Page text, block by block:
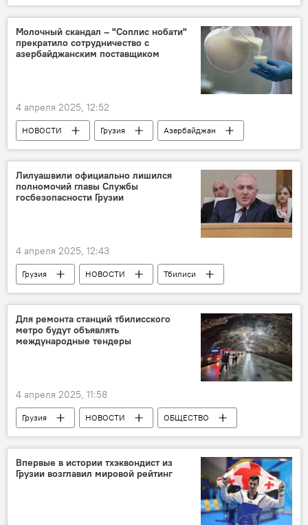
Видео-новости из Грузии
КУЛЬТУРА
ОБЩЕСТВО
Илико Сухишвили
Нино Рамишвили
Молочный скандал – "Соплис нобати"
прекратило сотрудничество с
азербайджанским поставщиком
4 апреля 2025, 12:52
НОВОСТИ Грузия
Азербайджан
Национальное агентство продовольствия Грузии
Лилуашвили официально лишился
полномочий главы Службы
госбезопасности Грузии
4 апреля 2025, 12:43
Грузия НОВОСТИ
Тбилиси
Ираклий Кобахидзе
Григол Лилуашвили
Грузинская мечта - демократическая Грузия
Для ремонта станций тбилисского
метро будут объявлять
международные тендеры
4 апреля 2025, 11:58
Грузия НОВОСТИ
ОБЩЕСТВО
Каха Каладзе
Тбилиси
Впервые в истории тхэквондист из
Грузии возглавил мировой рейтинг